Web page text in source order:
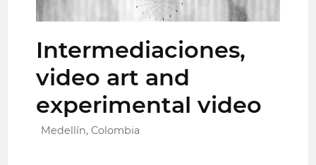
Intermediaciones,
video art and
experimental video
Medellín, Colombia